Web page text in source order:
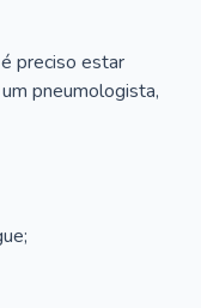
preciso estar
pneumologista,